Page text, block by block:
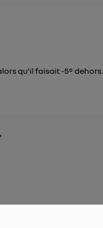
qu'il faisait -5° dehors.